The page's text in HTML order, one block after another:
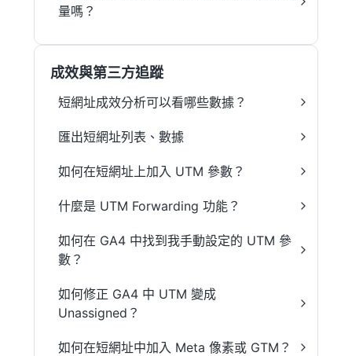
量嗎？
成效與第三方追蹤
短網址成效分析可以看哪些數據？
匯出短網址列表、數據
如何在短網址上加入 UTM 參數？
什麼是 UTM Forwarding 功能？
如何在 GA4 中找到我手動設定的 UTM 參
數？
如何修正 GA4 中 UTM 變成
Unassigned？
如何在短網址中加入 Meta 像素或 GTM？